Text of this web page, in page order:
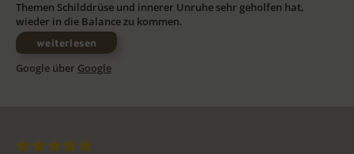
Themen Schilddrüse und innerer Unruhe sehr geholfen hat,
wieder in die Balance zu kommen.
weiterlesen
Google über Google